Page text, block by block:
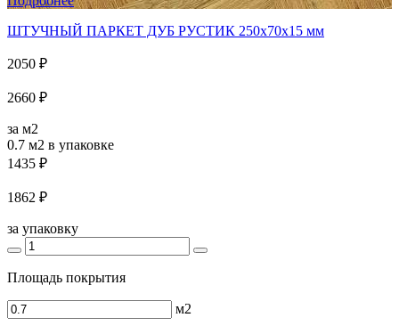
ШТУЧНЫЙ ПАРКЕТ ДУБ РУСТИК 250x70x15 мм
2050 ₽
2660 ₽
за м2
0.7 м2 в упаковке
1435 ₽
1862 ₽
за упаковку
Площадь покрытия
м2